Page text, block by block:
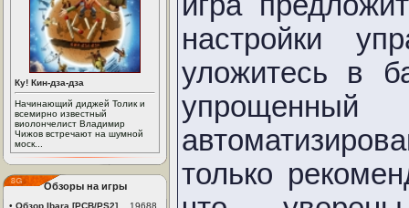
Ку! Кин-дза-дза
Начинающий диджей Толик и
всемирно известный
виолончелист Владимир
Чижов встречают на шумной
моск...
Обзоры на игры
• Обзор Ibara [PCB/PS2]
19688
настройки
уложитесь в
только